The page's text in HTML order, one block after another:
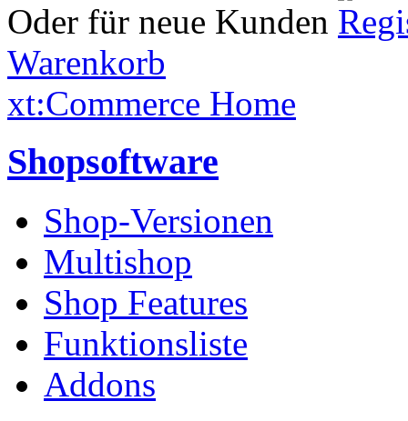
Oder für neue Kunden
Warenkorb
xt:Commerce Home
Shopsoftware
Shop-Versionen
Multishop
Shop Features
Funktionsliste
Addons